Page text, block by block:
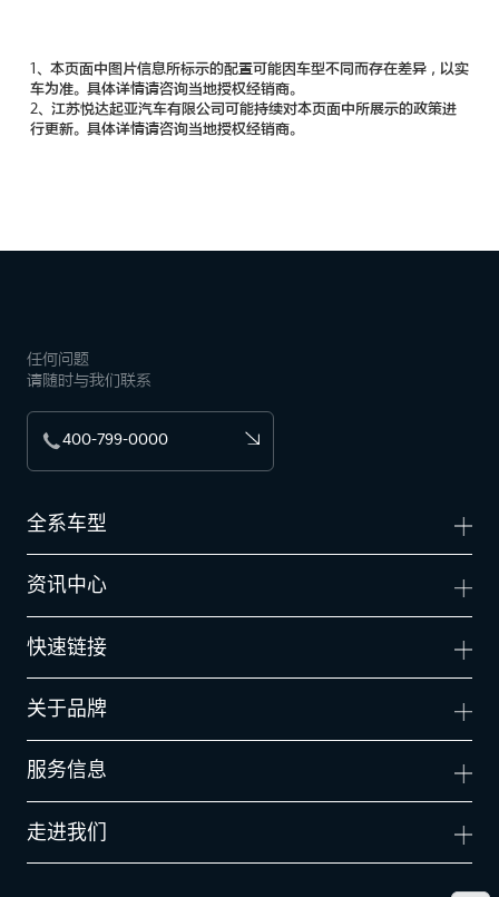
1、本页面中图片信息所标示的配置可能因车型不同而存在差异，以实
车为准。具体详情请咨询当地授权经销商。
2、江苏悦达起亚汽车有限公司可能持续对本页面中所展示的政策进
行更新。具体详情请咨询当地授权经销商。
任何问题
请随时与我们联系
400-799-0000
全系车型
资讯中心
快速链接
关于品牌
服务信息
走进我们